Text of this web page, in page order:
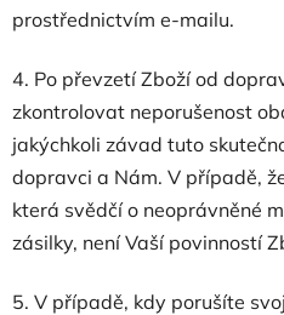
prostřednictvím e-mailu.
4. Po převzetí Zboží od
zkontrolovat neporušenost
jakýchkoli závad tuto
dopravci a Nám. V případě,
která svědčí o neoprávněné
zásilky, není Vaší povinností
5. V případě, kdy porušíte